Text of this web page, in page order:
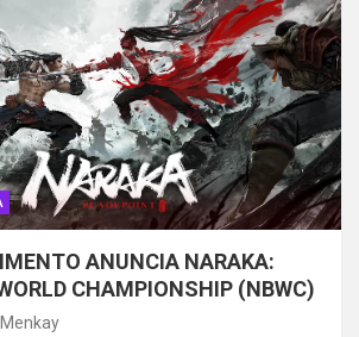
ANUNCIA NARAKA:
CHAMPIONSHIP (NBWC)
Menkay